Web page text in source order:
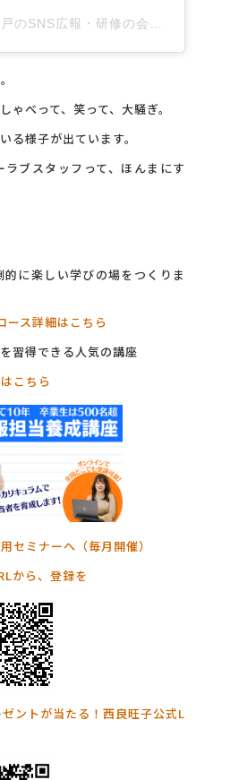
ゃべって、笑って、大騒ぎ。
る様子が出ています。
ブスタッフって、ほんまにす
的に楽しい学びの場をつくりま
ース詳細はこちら
習得できる人気の講座
こちら
セミナーへ（毎月開催）
から、登録を
ントが当たる！西良旺子公式L